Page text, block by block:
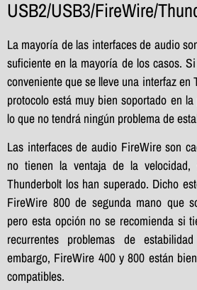
USB2/USB3/FireWire/
La mayoría de las interfaces de audio
suficiente en la mayoría de los casos.
conveniente que se lleve una interfaz en
protocolo está muy bien soportado en
lo que no tendrá ningún problema de
Las interfaces de audio FireWire son
no tienen la ventaja de la
Thunderbolt los han superado. Dicho
FireWire 800 de segunda mano que
pero esta opción no se recomienda si
recurrentes problemas de
embargo, FireWire 400 y 800 están
compatibles.